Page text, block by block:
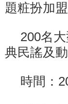
題粧扮加
200名
典民謠及
時間：